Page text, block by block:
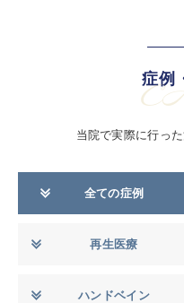
症例
当院で実際に行っ
全ての症例
再生医療
ハンドベイン